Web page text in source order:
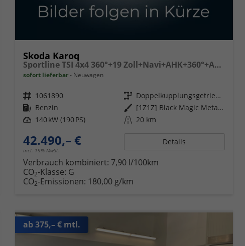
Skoda Karoq
Sportline TSI 4x4 360°+19 Zoll+Navi+AHK+360°+ACC+Frontscheibe beheizbar+Travel Assist
sofort lieferbar Neuwagen
Fahrzeugnr. 1061890 Getriebe
Doppelkupplungsgetriebe (DSG)
Kraftstoff Benzin Außenfarbe
[1Z1Z] Black Magic Metallic
Leistung 140 kW (190 PS) Kilometerstand 20 km
42.490,– €
incl. 19% MwSt.
Details
Verbrauch kombiniert: 7,90 l/100km
CO2-Klasse: G
CO2-Emissionen: 180,00 g/km
ab 375,– € mtl.